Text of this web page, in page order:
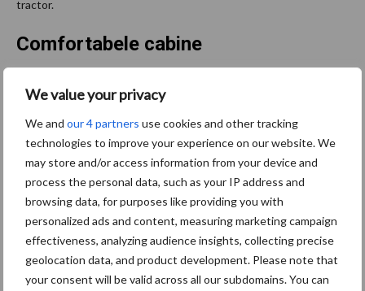
We value your privacy
We and our 4 partners use cookies and other tracking
technologies to improve your experience on our website. We
may store and/or access information from your device and
process the personal data, such as your IP address and
browsing data, for purposes like providing you with
personalized ads and content, measuring marketing campaign
effectiveness, analyzing audience insights, collecting precise
geolocation data, and product development. Please note that
your consent will be valid across all our subdomains. You can
tractor.
Comfortabele cabine
De comfortabele cabine met vier stijlen van de nieuwe Serie 5D
alle richtingen. Er zijn twee verschillende dakopties leverbaar:
een standaardversie met een tapse vorm die ideaal is voor
gebruik zoals omstandigheden met laag hangende takken, of een
versie voor uitgebreid zicht (optioneel leverbaar met FOPS-
frontlader. De voor- en achterruiten kunnen geopend worden,
terwijl een krachtig airconditioningsysteem de lucht koelt bij
warm weer.